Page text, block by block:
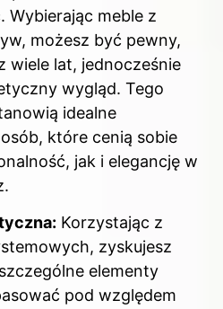
Wybierając meble z
możesz być pewny,
wiele lat, jednocześnie
wygląd. Tego
idealne
które cenią sobie
jak i elegancję w
Korzystając z
zyskujesz
elementy
pod względem